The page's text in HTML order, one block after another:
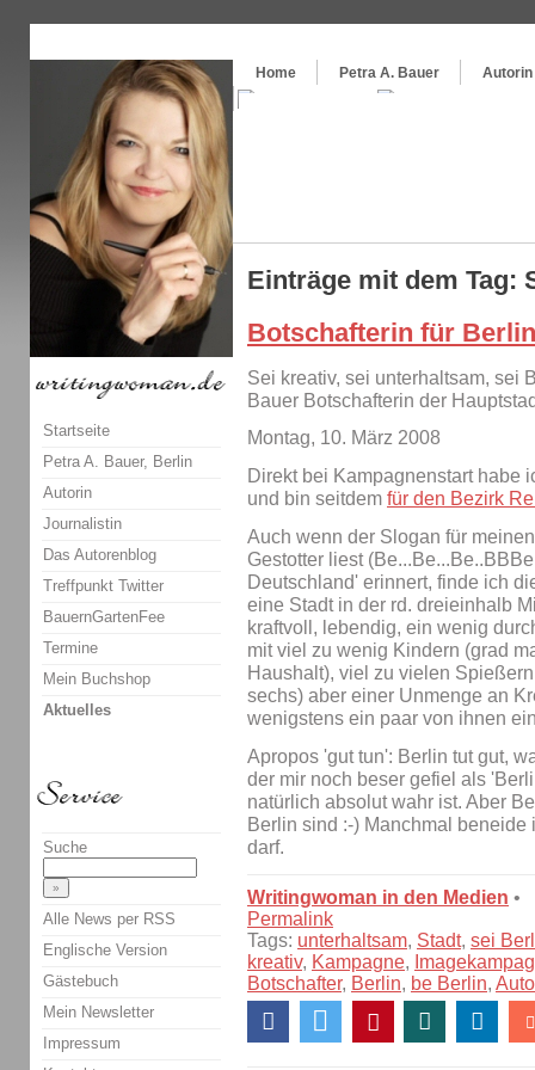
Home
Petra A. Bauer Autorin
Einträge mit dem Tag:
Botschafterin für Berlin
Sei kreativ, sei unterhaltsam, sei
Bauer Botschafterin der
Montag, 10. März 2008
Direkt bei Kampagnenstart habe
und bin seitdem für den Bezirk
Auch wenn der Slogan für
Gestotter liest
Deutschland' erinnert, finde ich
eine Stadt in der rd. dreieinhalb
kraftvoll, lebendig, ein wenig
mit viel zu wenig Kindern (grad
Haushalt), viel zu vielen
sechs) aber einer Unmenge an
wenigstens ein paar von ihnen
Apropos 'gut tun': Berlin tut gut,
der mir noch beser gefiel als
natürlich absolut wahr ist. Aber
Berlin sind :-) Manchmal
darf.
Writingwoman in den Medien •
Permalink
Tags: unterhaltsam, Stadt, sei
kreativ, Kampagne,
Botschafter, Berlin, be Berlin,
Startseite
Petra A. Bauer, Berlin
Autorin
Journalistin
Das Autorenblog
Treffpunkt Twitter
BauernGartenFee
Termine
Mein Buchshop
Aktuelles
Suche
Alle News per RSS
Englische Version
Gästebuch
Mein Newsletter
Impressum